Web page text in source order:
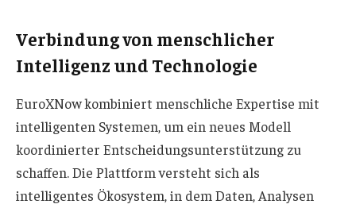
Verbindung von menschlicher
Intelligenz und Technologie
EuroXNow kombiniert menschliche Expertise mit
intelligenten Systemen, um ein neues Modell
koordinierter Entscheidungsunterstützung zu
schaffen. Die Plattform versteht sich als
intelligentes Ökosystem, in dem Daten, Analysen